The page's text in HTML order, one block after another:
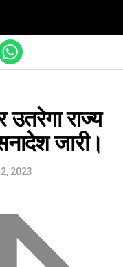
राज्य
जारी।
2023